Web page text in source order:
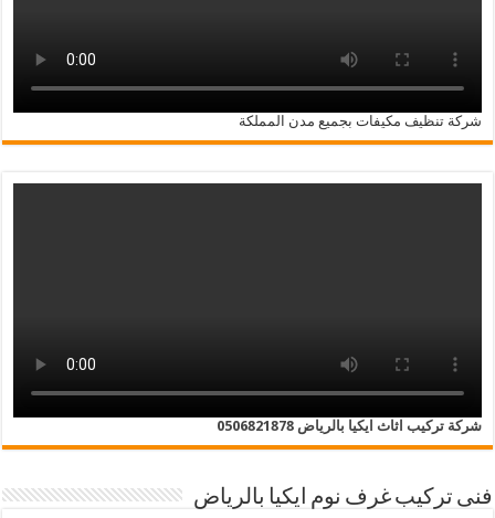
شركة تنظيف مكيفات بجميع مدن المملكة
شركة تركيب اثاث ايكيا بالرياض 0506821878
فنى تركيب غرف نوم ايكيا بالرياض